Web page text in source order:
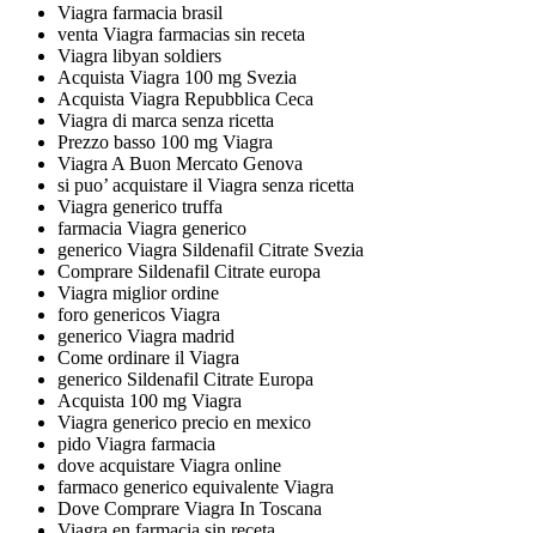
Viagra farmacia brasil
venta Viagra farmacias sin receta
Viagra libyan soldiers
Acquista Viagra 100 mg Svezia
Acquista Viagra Repubblica Ceca
Viagra di marca senza ricetta
Prezzo basso 100 mg Viagra
Viagra A Buon Mercato Genova
si puo’ acquistare il Viagra senza ricetta
Viagra generico truffa
farmacia Viagra generico
generico Viagra Sildenafil Citrate Svezia
Comprare Sildenafil Citrate europa
Viagra miglior ordine
foro genericos Viagra
generico Viagra madrid
Come ordinare il Viagra
generico Sildenafil Citrate Europa
Acquista 100 mg Viagra
Viagra generico precio en mexico
pido Viagra farmacia
dove acquistare Viagra online
farmaco generico equivalente Viagra
Dove Comprare Viagra In Toscana